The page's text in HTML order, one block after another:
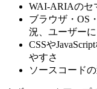
WAI-ARIAのセ
ブラウザ・OS
況、ユーザー
CSSや
やすさ
ソースコード